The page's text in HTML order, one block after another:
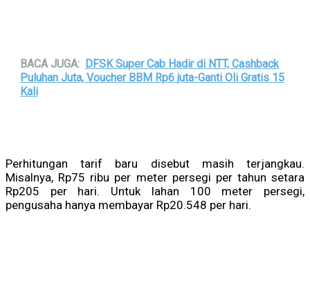
BACA JUGA: DFSK Super Cab Hadir di NTT, Cashback
Puluhan Juta, Voucher BBM Rp6 juta-Ganti Oli Gratis 15
Kali
Perhitungan tarif baru disebut masih terjangkau.
Misalnya, Rp75 ribu per meter persegi per tahun setara
Rp205 per hari. Untuk lahan 100 meter persegi,
pengusaha hanya membayar Rp20.548 per hari.